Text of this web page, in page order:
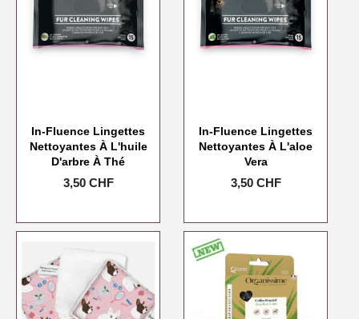
In-Fluence Lingettes
Nettoyantes À L'huile
D'arbre À Thé
Prix
3,50 CHF
In-Fluence Lingettes
Nettoyantes À L'aloe
Vera
Prix
3,50 CHF